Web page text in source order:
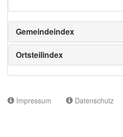
Gemeindeindex
Ortsteilindex
Impressum Datenschutz